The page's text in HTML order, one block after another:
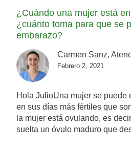
¿Cuándo una mujer está
¿cuánto toma para que se
embarazo?
Carmen Sanz,
Febrero 2, 2021
Hola JulioUna mujer se puede
en sus días más fértiles que
la mujer está ovulando, es
suelta un óvulo maduro que